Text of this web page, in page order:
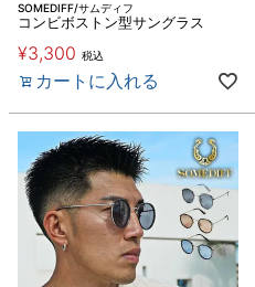
SOMEDIFF/サムディフ
コンビボストン型サングラス
¥3,300 税込
カートに入れる